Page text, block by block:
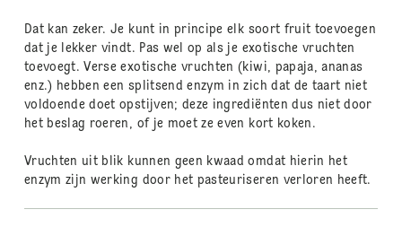
Dat kan zeker. Je kunt in principe elk soort fruit toevoegen
dat je lekker vindt. Pas wel op als je exotische vruchten
toevoegt. Verse exotische vruchten (kiwi, papaja, ananas
enz.) hebben een splitsend enzym in zich dat de taart niet
voldoende doet opstijven; deze ingrediënten dus niet door
het beslag roeren, of je moet ze even kort koken.
Vruchten uit blik kunnen geen kwaad omdat hierin het
enzym zijn werking door het pasteuriseren verloren heeft.